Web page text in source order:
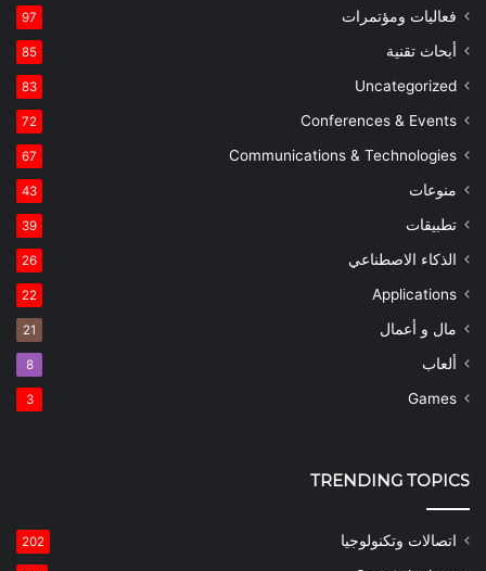
فعاليات ومؤتمرات 97
أبحاث تقنية 85
Uncategorized
83
Conferences & Events
72
Communications & Technologies
67
منوعات 43
تطبيقات 39
الذكاء الاصطناعي 26
Applications
22
مال و أعمال 21
ألعاب 8
Games
3
TRENDING TOPICS
اتصالات وتكنولوجيا 202